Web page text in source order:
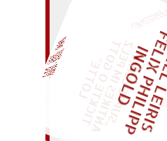
„
S
U
P
P
E
L
E
H
M
A
N
T
I
K
E
S
I
M
P
E
L
Z
T
I
C
K
T
E
O
G
O
T
TL
O
T
T
E
M
I
C
HE
L
L
E
I
R
I
S
・
F
E
L
I
X
P
H
I
L
I
P
P
IN
G
O
L
D
EINMAL!